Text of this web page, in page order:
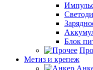
Блок
Метиз и крепеж